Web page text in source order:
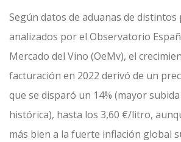
Según datos de aduanas de distintos
analizados por el Observatorio
Mercado del Vino (OeMv), el
facturación en 2022 derivó de un
que se disparó un 14% (mayor
histórica), hasta los 3,60 €/litro,
más bien a la fuerte inflación global